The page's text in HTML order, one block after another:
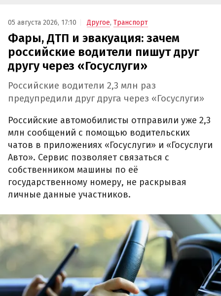
05 августа 2026, 17:10 Другое, Транспорт
Фары, ДТП и эвакуация: зачем
российские водители пишут друг
другу через «Госуслуги»
Российские водители 2,3 млн раз
предупредили друг друга через «Госуслуги»
Российские автомобилисты отправили уже 2,3
млн сообщений с помощью водительских
чатов в приложениях «Госуслуги» и «Госуслуги
Авто». Сервис позволяет связаться с
собственником машины по её
государственному номеру, не раскрывая
личные данные участников.